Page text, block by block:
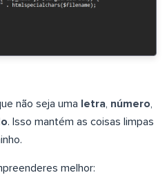
não seja uma letra, número,
. Isso mantém as coisas limpas
melhor: